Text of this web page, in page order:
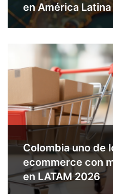
en América Latina
Colombia uno de
ecommerce con
en LATAM 2026